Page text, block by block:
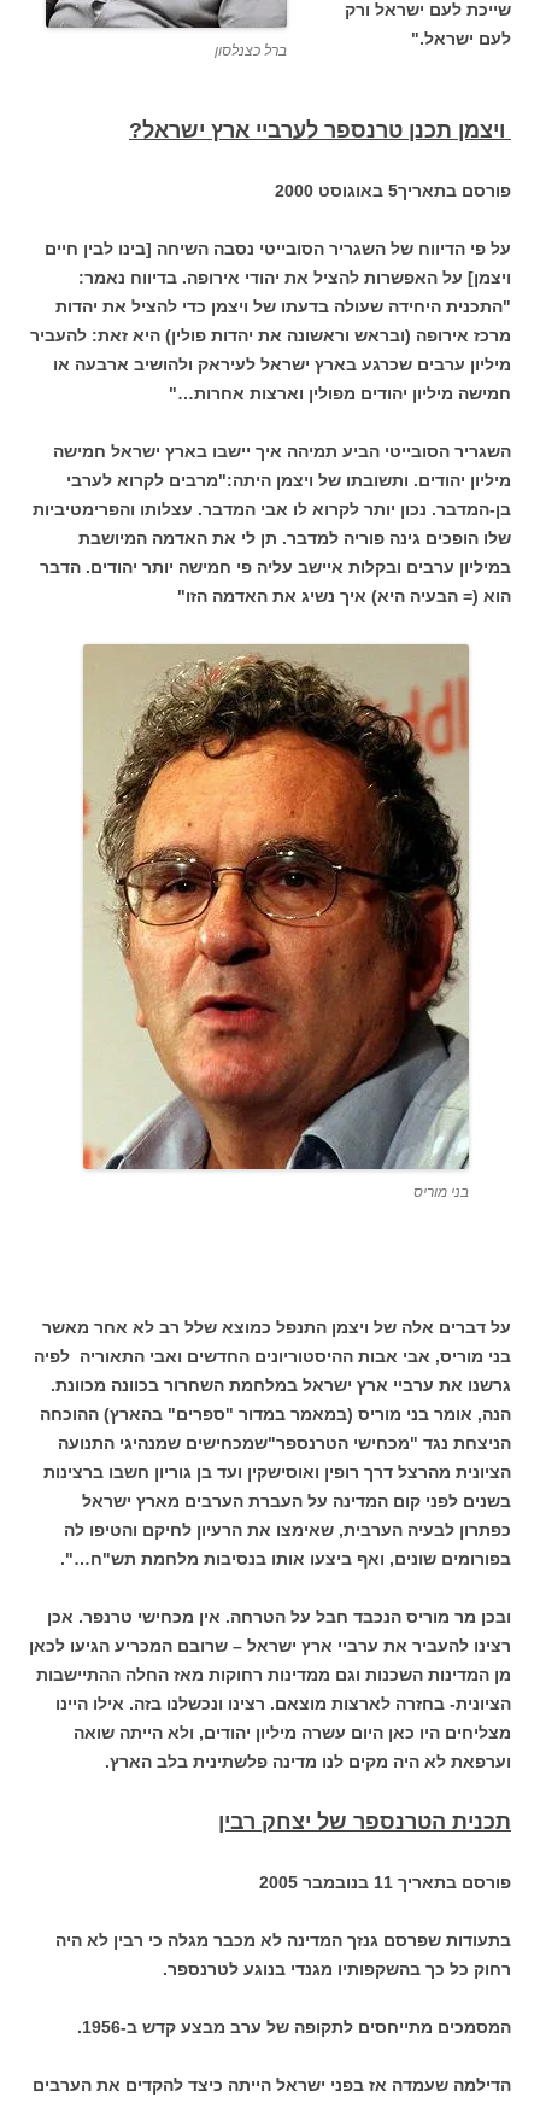
ברל כצנלסון
שייכת לעם ישראל ורק
לעם ישראל."
ויצמן תכנן טרנספר לערביי ארץ ישראל?
פורסם בתאריך5 באוגוסט 2000
על פי הדיווח של השגריר הסובייטי נסבה השיחה [בינו לבין חיים
ויצמן] על האפשרות להציל את יהודי אירופה. בדיווח נאמר:
"התכנית היחידה שעולה בדעתו של ויצמן כדי להציל את יהדות
מרכז אירופה (ובראש וראשונה את יהדות פולין) היא זאת: להעביר
מיליון ערבים שכרגע בארץ ישראל לעיראק ולהושיב ארבעה או
חמישה מיליון יהודים מפולין וארצות אחרות…"
השגריר הסובייטי הביע תמיהה איך יישבו בארץ ישראל חמישה
מיליון יהודים. ותשובתו של ויצמן היתה:"מרבים לקרוא לערבי
בן-המדבר. נכון יותר לקרוא לו אבי המדבר. עצלותו והפרימטיביות
שלו הופכים גינה פוריה למדבר. תן לי את האדמה המיושבת
במיליון ערבים ובקלות איישב עליה פי חמישה יותר יהודים. הדבר
הוא (= הבעיה היא) איך נשיג את האדמה הזו"
בני מוריס
על דברים אלה של ויצמן התנפל כמוצא שלל רב לא אחר מאשר
בני מוריס, אבי אבות ההיסטוריונים החדשים ואבי התאוריה לפיה
גרשנו את ערביי ארץ ישראל במלחמת השחרור בכוונה מכוונת.
הנה, אומר בני מוריס (במאמר במדור "ספרים" בהארץ) ההוכחה
הניצחת נגד "מכחישי הטרנספר"שמכחישים שמנהיגי התנועה
הציונית מהרצל דרך רופין ואוסישקין ועד בן גוריון חשבו ברצינות
בשנים לפני קום המדינה על העברת הערבים מארץ ישראל
כפתרון לבעיה הערבית, שאימצו את הרעיון לחיקם והטיפו לה
בפורומים שונים, ואף ביצעו אותו בנסיבות מלחמת תש"ח…".
ובכן מר מוריס הנכבד חבל על הטרחה. אין מכחישי טרנפר. אכן
רצינו להעביר את ערביי ארץ ישראל – שרובם המכריע הגיעו לכאן
מן המדינות השכנות וגם ממדינות רחוקות מאז החלה ההתיישבות
הציונית- בחזרה לארצות מוצאם. רצינו ונכשלנו בזה. אילו היינו
מצליחים היו כאן היום עשרה מיליון יהודים, ולא הייתה שואה
וערפאת לא היה מקים לנו מדינה פלשתינית בלב הארץ.
תכנית הטרנספר של יצחק רבין
פורסם בתאריך 11 בנובמבר 2005
בתעודות שפרסם גנזך המדינה לא מכבר מגלה כי רבין לא היה
רחוק כל כך בהשקפותיו מגנדי בנוגע לטרנספר.
המסמכים מתייחסים לתקופה של ערב מבצע קדש ב-1956.
הדילמה שעמדה אז בפני ישראל הייתה כיצד להקדים את הערבים